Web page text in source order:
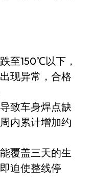
至150℃以下，
现异常，合格
致车身焊点缺
内累计增加约
覆盖三天的生
迫使整线停